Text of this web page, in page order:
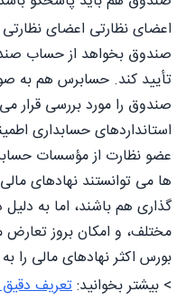
اعضای نظارتی اعضای
صندوق بخواهد از حساب
صندوق را مورد بررسی قرار
استانداردهای حسابداری
عضو نظارت از مؤسسات
ها می توانستند نهادهای
گذاری هم باشند، اما به
مختلف، و امکان بروز تعارض
بورس اکثر نهادهای مالی را
> بیشتر بخوانید:تعریف